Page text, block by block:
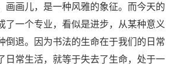
画画儿，是一种风雅的象征。而今天的
了一个专业，看似是进步，从某种意义
倒退。因为书法的生命在于我们的日常
日常生活，就等于失去了生命，处于一